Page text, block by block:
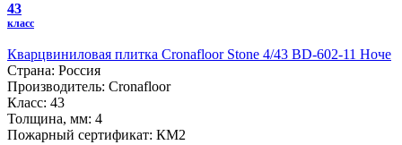
43
класс
Кварцвиниловая плитка Cronafloor Stone 4/43 BD-602-11 Ноче
Страна: Россия
Производитель: Cronafloor
Класс: 43
Толщина, мм: 4
Пожарный сертификат: КМ2